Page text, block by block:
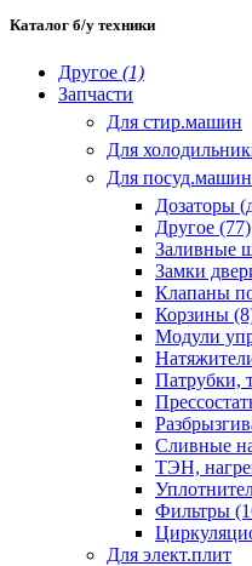
Каталог б/у техники
Другое (1)
Запчасти
Для стир.машин
Для
Для посуд.машин
Дозаторы
Другое (77)
Заливные
Замки
Клапаны
Корзины
Модули
Патрубки,
Сливные
ТЭН,
Фильтры
Для элект.плит